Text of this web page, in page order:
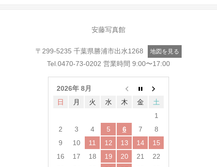
安藤写真館
〒299-5235 千葉県勝浦市出水1268 地図を見る
Tel. 0470-73-0202 営業時間 9:00〜17:00
2026年 8月
日
月 火 水 木 金
土
1
2
3 4 5 6 7
8
9
10 11 12 13 14
15
16
17 18 19 20 21
22